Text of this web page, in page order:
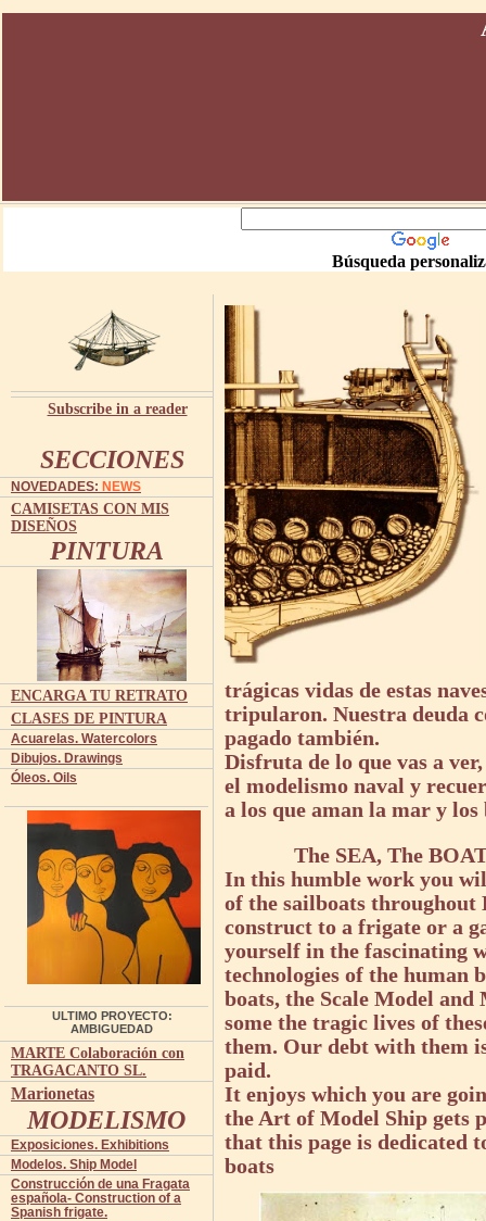
Búsqueda
Subscribe in a reader
SECCIONES
NOVEDADES: NEWS
CAMISETAS CON MIS
DISEÑOS
PINTURA
ENCARGA TU RETRATO
CLASES DE PINTURA
Acuarelas. Watercolors
Dibujos. Drawings
Óleos. Oils
ULTIMO PROYECTO:
AMBIGUEDAD
MARTE Colaboración con
TRAGACANTO SL.
Marionetas
MODELISMO
Exposiciones. Exhibitions
Modelos. Ship Model
Construcción de una Fragata
española- Construction of a
Spanish frigate.
trágicas vidas de estas
tripularon. Nuestra deuda
pagado también.
Disfruta de lo que vas a
el modelismo naval y
a los que aman la mar y los
The SEA, The
In this humble work you
of the sailboats
construct to a frigate or a
yourself in the fascinating
technologies of the human
boats, the Scale Model
some the tragic lives of
them. Our debt with them
paid.
It enjoys which you are
the Art of Model Ship gets
that this page is dedicated
boats